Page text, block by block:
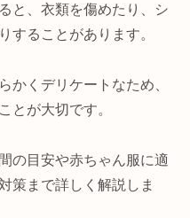
と、衣類を傷めたり、シ
することがあります。
かくデリケートなため、
とが大切です。
の目安や赤ちゃん服に適
策まで詳しく解説しま